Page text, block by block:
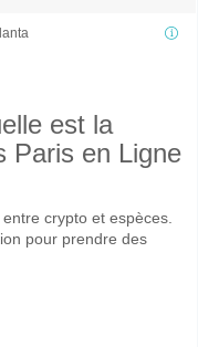
est la
Paris en Ligne
crypto et espèces.
pour prendre des